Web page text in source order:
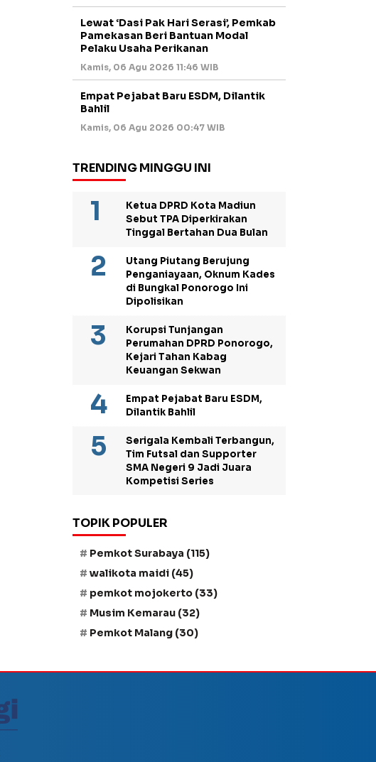
Lewat ‘Dasi Pak Hari Serasi’, Pemkab
Pamekasan Beri Bantuan Modal
Pelaku Usaha Perikanan
Kamis, 06 Agu 2026 11:46 WIB
Empat Pejabat Baru ESDM, Dilantik
Bahlil
Kamis, 06 Agu 2026 00:47 WIB
TRENDING MINGGU INI
Ketua DPRD Kota Madiun
Sebut TPA Diperkirakan
Tinggal Bertahan Dua Bulan
Utang Piutang Berujung
Penganiayaan, Oknum Kades
di Bungkal Ponorogo Ini
Dipolisikan
Korupsi Tunjangan
Perumahan DPRD Ponorogo,
Kejari Tahan Kabag
Keuangan Sekwan
Empat Pejabat Baru ESDM,
Dilantik Bahlil
Serigala Kembali Terbangun,
Tim Futsal dan Supporter
SMA Negeri 9 Jadi Juara
Kompetisi Series
TOPIK POPULER
Pemkot Surabaya (115)
walikota maidi (45)
pemkot mojokerto (33)
Musim Kemarau (32)
Pemkot Malang (30)